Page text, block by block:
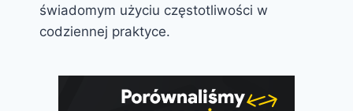
świadomym użyciu częstotliwości w
codziennej praktyce.